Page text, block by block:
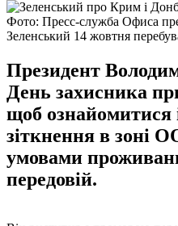
Фото: Пресс-служба Офиса
Зеленський 14 жовтня
Президент
День захисника
щоб ознайомитися
зіткнення в зоні
умовами
передовій.